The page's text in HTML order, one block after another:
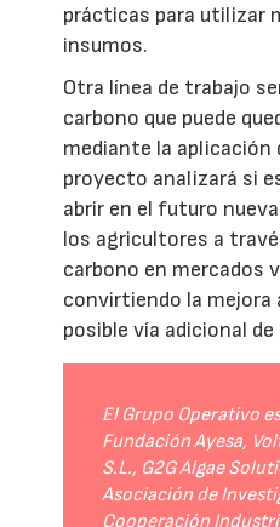
prácticas para utilizar
insumos.
Otra línea de trabajo
carbono que puede
mediante la aplicación
proyecto analizará si
abrir en el futuro
los agricultores a
carbono en mercados
convirtiendo la mejora
posible vía adicional
El Grupo Operativo
Fundación Ayesa,
S.L., G2G Algae
Asociación de
Cooperación